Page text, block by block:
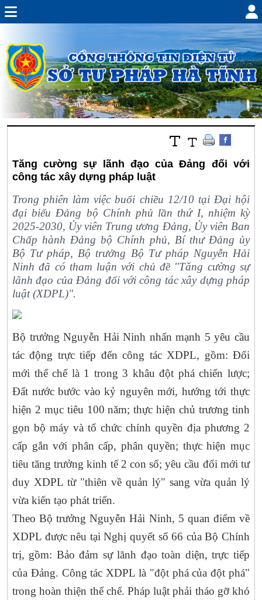
Tăng cường sự lãnh đạo của Đảng đối với
công tác xây dựng pháp luật
Trong phiên làm việc buổi chiều 12/10 tại Đại hội
đại biểu Đảng bộ Chính phủ lần thứ I, nhiệm kỳ
2025-2030, Ủy viên Trung ương Đảng, Ủy viên Ban
Chấp hành Đảng bộ Chính phủ, Bí thư Đảng ủy
Bộ Tư pháp, Bộ trưởng Bộ Tư pháp Nguyễn Hải
Ninh đã có tham luận với chủ đề "Tăng cường sự
lãnh đạo của Đảng đối với công tác xây dựng pháp
luật (XDPL)".
Bộ trưởng Nguyễn Hải Ninh nhấn mạnh 5 yêu cầu
tác động trực tiếp đến công tác XDPL, gồm: Đổi
mới thể chế là 1 trong 3 khâu đột phá chiến lược;
Đất nước bước vào kỷ nguyên mới, hướng tới thực
hiện 2 mục tiêu 100 năm; thực hiện chủ trương tinh
gọn bộ máy và tổ chức chính quyền địa phương 2
cấp gắn với phân cấp, phân quyền; thực hiện mục
tiêu tăng trưởng kinh tế 2 con số; yêu cầu đổi mới tư
duy XDPL từ "thiên về quản lý" sang vừa quản lý
vừa kiến tạo phát triển.
Theo Bộ trưởng Nguyễn Hải Ninh, 5 quan điểm về
XDPL được nêu tại Nghị quyết số 66 của Bộ Chính
trị, gồm: Bảo đảm sự lãnh đạo toàn diện, trực tiếp
của Đảng. Công tác XDPL là "đột phá của đột phá"
trong hoàn thiện thể chế. Pháp luật phải tháo gỡ khó